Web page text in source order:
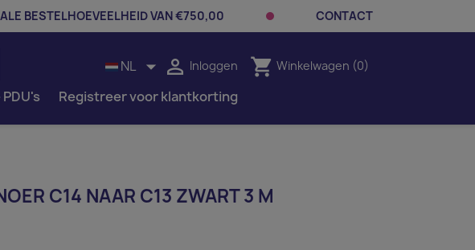
BESTELHOEVEELHEID VAN €750,00 CONTACT
NL   Inloggen shopping_cart Winkelwagen (0)
Registreer voor klantkorting
C14 NAAR C13 ZWART 3 M